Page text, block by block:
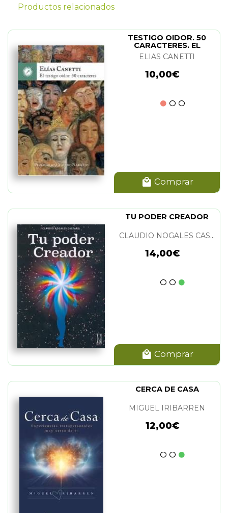
Productos relacionados
TESTIGO OIDOR. 50
CARACTERES. EL
ELIAS CANETTI
10,00€
Comprar
TU PODER CREADOR
CLAUDIO NOGALES CASTAÑO
14,00€
Comprar
CERCA DE CASA
MIGUEL IRIBARREN
12,00€